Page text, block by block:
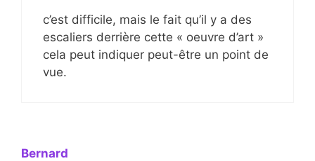
c’est difficile, mais le fait qu’il y a des
escaliers derrière cette « oeuvre d’art »
cela peut indiquer peut-être un point de
vue.
Bernard